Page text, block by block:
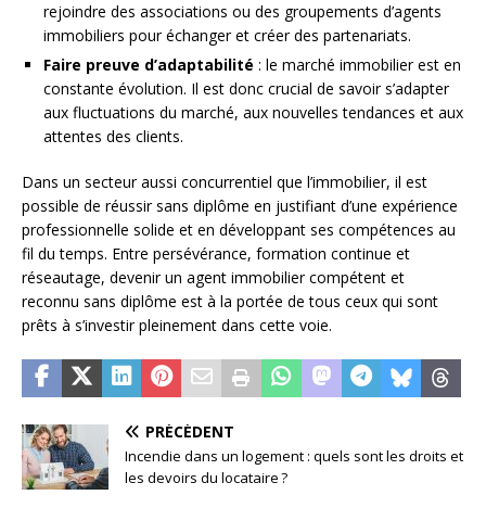
rejoindre des associations ou des groupements d’agents
immobiliers pour échanger et créer des partenariats.
Faire preuve d’adaptabilité : le marché immobilier est en
constante évolution. Il est donc crucial de savoir s’adapter
aux fluctuations du marché, aux nouvelles tendances et aux
attentes des clients.
Dans un secteur aussi concurrentiel que l’immobilier, il est
possible de réussir sans diplôme en justifiant d’une expérience
professionnelle solide et en développant ses compétences au
fil du temps. Entre persévérance, formation continue et
réseautage, devenir un agent immobilier compétent et
reconnu sans diplôme est à la portée de tous ceux qui sont
prêts à s’investir pleinement dans cette voie.
PRÉCÉDENT
Incendie dans un logement : quels sont les droits et
les devoirs du locataire ?